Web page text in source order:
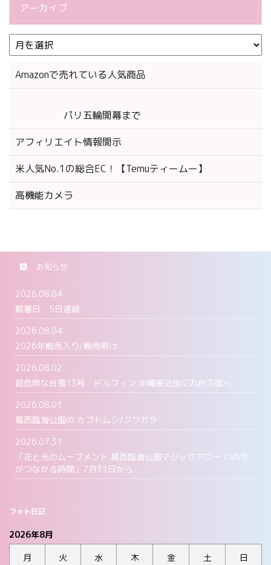
アーカイブ
Amazonで売れている人気商品
パリ五輪開幕まで
アフィリエイト情報開示
米人気No.1の総合EC！【Temuティームー】
高機能カメラ
お知らせ
2026.08.04
酷暑日 5日連続
2026.08.04
2026年梅雨入り/梅雨明け
2026.08.02
超危険な台風13号 ドルフィン 沖縄接近後に九州方面へ
2026.08.01
葛西臨海公園の カブトムシ/クワガタ
2026.07.31
「花と光のムーブメント 葛西臨海公園マジックアワー いのち
がつながる時間」7月31日から
フォト日記
2026年8月
月
火 水 木 金 土 日